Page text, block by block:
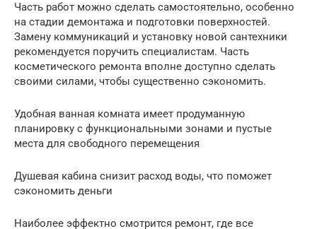
Часть работ можно сделать самостоятельно, особенно
на стадии демонтажа и подготовки поверхностей.
Замену коммуникаций и установку новой сантехники
рекомендуется поручить специалистам. Часть
косметического ремонта вполне доступно сделать
своими силами, чтобы существенно сэкономить.
Удобная ванная комната имеет продуманную
планировку с функциональными зонами и пустые
места для свободного перемещения
Душевая кабина снизит расход воды, что поможет
сэкономить деньги
Наиболее эффектно смотрится ремонт, где все